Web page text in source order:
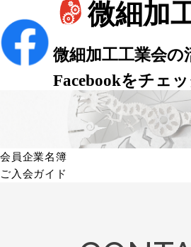
会員企業名簿
ご入会ガイド